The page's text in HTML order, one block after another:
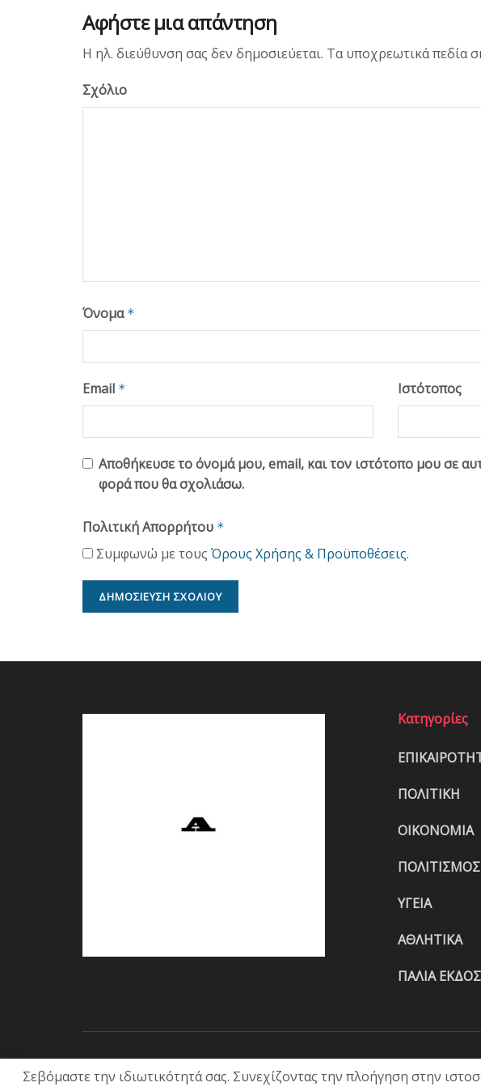
Αφήστε μια απάντηση
Η ηλ. διεύθυνση σας δεν δημοσιεύεται. Τα υποχρεωτικά πεδία
Σχόλιο
Όνομα *
Email * Ιστότοπος
Αποθήκευσε το όνομά μου, email, και τον ιστότοπο μου σε
φορά που θα σχολιάσω.
Πολιτική Απορρήτου *
Συμφωνώ με τους Όρους Χρήσης & Προϋποθέσεις.
Κατηγορίες
ΠΟΛΙΤΙΚΗ
ΟΙΚΟΝΟΜΙΑ
ΠΟΛΙΤΙΣΜΟΣ
ΥΓΕΙΑ
ΑΘΛΗΤΙΚΑ
ΠΑΛΙΑ
Σεβόμαστε την ιδιωτικότητά σας. Συνεχίζοντας την πλοήγηση στην